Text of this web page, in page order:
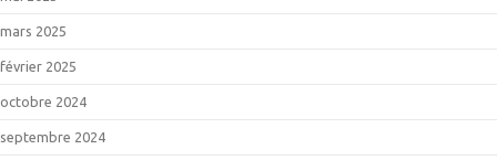
mars 2025
février 2025
octobre 2024
septembre 2024